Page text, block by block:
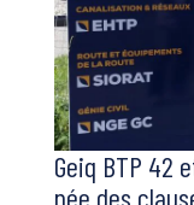
Geiq BTP 42
née des